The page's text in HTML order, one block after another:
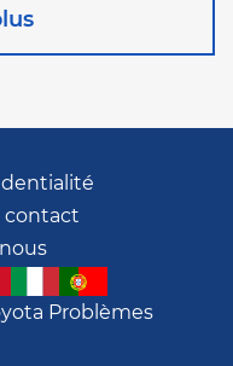
Problèmes
contact